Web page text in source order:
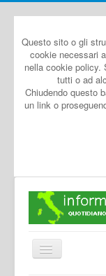
Questo sito o gli
cookie necessari
nella cookie policy.
tutti o ad
Chiudendo questo
un link o
Cambia
navigazione